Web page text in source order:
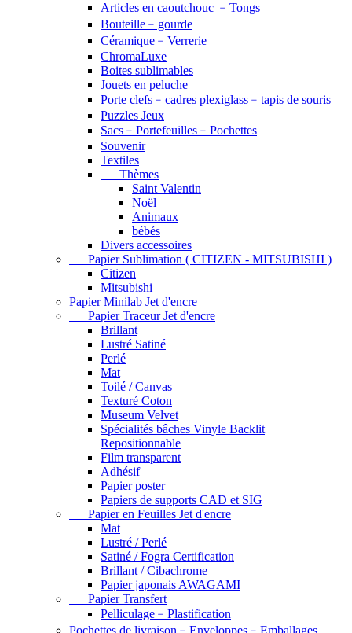
Articles en caoutchouc ﹣Tongs
Bouteille﹣gourde
Céramique﹣Verrerie
ChromaLuxe
Boites sublimables
Jouets en peluche
Porte clefs﹣cadres plexiglass﹣tapis de souris
Puzzles Jeux
Sacs﹣Portefeuilles﹣Pochettes
Souvenir
Textiles
Thèmes
Saint Valentin
Noël
Animaux
bébés
Divers accessoires
Papier Sublimation ( CITIZEN - MITSUBISHI )
Citizen
Mitsubishi
Papier Minilab Jet d'encre
Papier Traceur Jet d'encre
Brillant
Lustré Satiné
Perlé
Mat
Toilé / Canvas
Texturé Coton
Museum Velvet
Spécialités bâches Vinyle Backlit
Repositionnable
Film transparent
Adhésif
Papier poster
Papiers de supports CAD et SIG
Papier en Feuilles Jet d'encre
Mat
Lustré / Perlé
Satiné / Fogra Certification
Brillant / Cibachrome
Papier japonais AWAGAMI
Papier Transfert
Pelliculage﹣Plastification
Pochettes de livraison﹣Enveloppes﹣Emballages.